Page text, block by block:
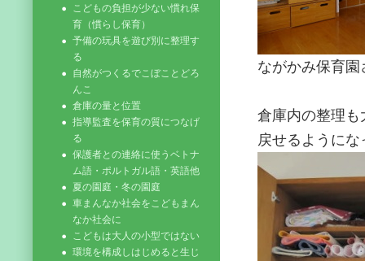
こどもの負担が少ない慣れ保
育（慣らし保育）
予備の玩具を遊び別に整理す
る
自然がつくるでこぼことどろ
んこ
倉庫の量と位置
指導監査を保育の質につなげ
る
保護者との連絡に使うベトナ
ム語・ポルトガル語・英語他
夏の園庭・冬の園庭
車まんなか社会をこどもまん
なか社会に
こどもは大人の小型ではない
環境を構成しはじめると生じ
ながかみ保育園
倉庫内の整理
戻せるように